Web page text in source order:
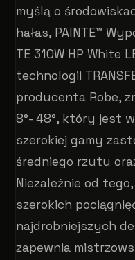
myślą o
hałas, PAINTE™
TE 310W HP White
technologii
producenta Robe,
8°- 48°, który jest
szerokiej gamy
średniego rzutu
Niezależnie od
szerokich
najdrobniejszych
zapewnia